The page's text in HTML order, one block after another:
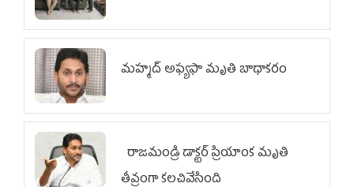
మహ్మద్‌ అఫ్యఫా మృతి బాధాకరం
రాజమండ్రి డాక్టర్‌ ప్రియాంక మృతి
తీవ్రంగా కలచివేసింది